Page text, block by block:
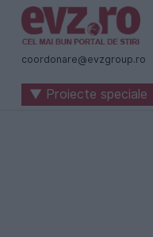
Știri
naționale
internaționale
coordonare@evzgroup.ro
▼ Proiecte speciale